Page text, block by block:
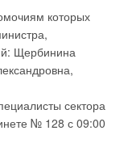
которых
Щербинина
сектора
№ 128 с 09:00